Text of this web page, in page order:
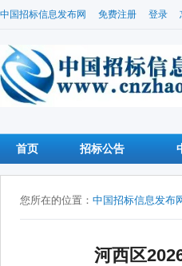
中国招标信息发布网 免费注册 登录
首页 招标公告
您所在的位置： 中国招标信息发布
河西区